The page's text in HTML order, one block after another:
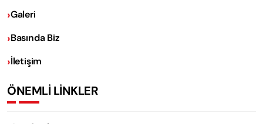
Galeri
Basında Biz
İletişim
ÖNEMLİ LİNKLER